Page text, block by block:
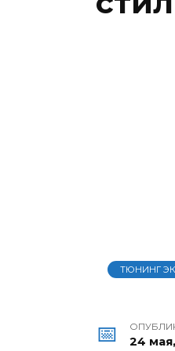
ТЮНИНГ
24